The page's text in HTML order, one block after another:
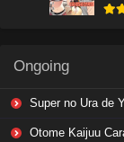
Ongoing
Super no Ura de
Otome Kaijuu